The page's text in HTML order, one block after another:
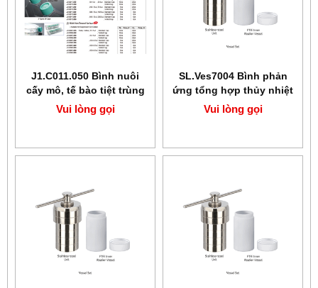
J1.C011.050 Bình nuôi
cấy mô, tế bào tiệt trùng
BIofil
Vui lòng gọi
SL.Ves7004 Bình phản
ứng tổng hợp thủy nhiệt
PTFE 150ml SciLab
Vui lòng gọi